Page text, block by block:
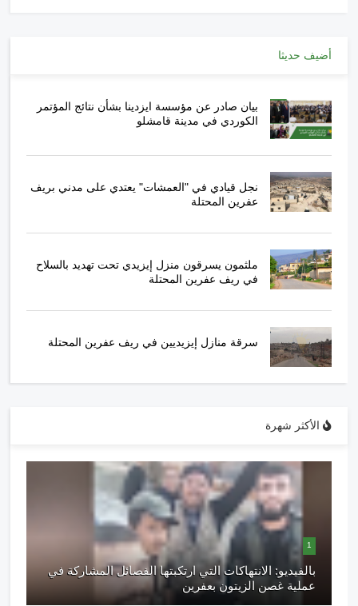
أضيف حديثا
بيان صادر عن مؤسسة ايزدينا بشأن نتائج المؤتمر
الكوردي في مدينة قامشلو
نجل قيادي في "العمشات" يعتدي على مدني بريف
عفرين المحتلة
ملثمون يسرقون منزل إيزيدي تحت تهديد بالسلاح
في ريف عفرين المحتلة
سرقة منازل إيزيديين في ريف عفرين المحتلة
الأكثر شهرة
1
بالفيديو: الانتهاكات التي ارتكبتها الفصائل المشاركة في
عملية غصن الزيتون بعفرين